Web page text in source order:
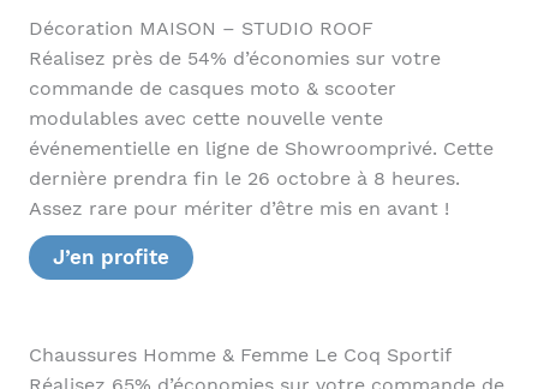
Décoration MAISON – STUDIO ROOF
Réalisez près de 54% d’économies sur votre
commande de casques moto & scooter
modulables avec cette nouvelle vente
événementielle en ligne de Showroomprivé. Cette
dernière prendra fin le 26 octobre à 8 heures.
Assez rare pour mériter d’être mis en avant !
J’en profite
Chaussures Homme & Femme Le Coq Sportif